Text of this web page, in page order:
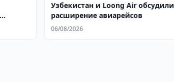
Узбекистан и Loong Air обсудили
расширение авиарейсов
06/08/2026